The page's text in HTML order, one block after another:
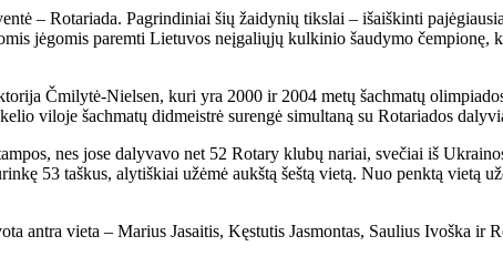
– Ro­ta­ria­da. Pa­grin­di­niai šių žai­dy­nių tiks­lai – iš­aiš­kin­ti
jė­go­mis pa­rem­ti Lie­tu­vos ne­įga­lių­jų kul­ki­nio šau­dy­mo
Čmi­ly­tė-Niel­sen, ku­ri yra 2000 ir 2004 me­tų šach­ma­tų
vi­lo­je šach­ma­tų did­meist­rė su­ren­gė si­mul­ta­ną su Ro­ta­ria­dos
nes jo­se da­ly­va­vo net 52 Ro­ta­ry klu­bų na­riai, sve­čiai iš
53 taš­kus, aly­tiš­kiai už­ėmė aukš­tą šeš­tą vie­tą. Nuo penk­tą vie­tą
an­tra vie­ta – Ma­rius Ja­sai­tis, Kęs­tu­tis Jas­mon­tas, Sau­lius Ivoš­ka